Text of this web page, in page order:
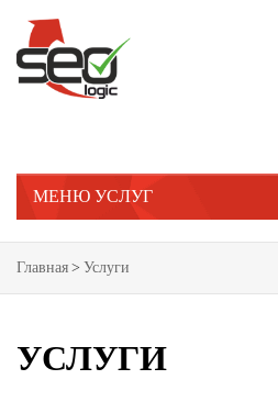
МЕНЮ УСЛУГ
Главная > Услуги
УСЛУГИ